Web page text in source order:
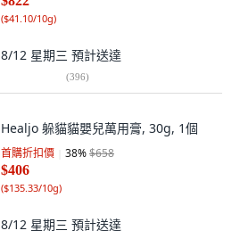
($41.10/10g)
8/12 星期三 預計送達
(396)
Healjo 躲貓貓嬰兒萬用膏, 30g, 1個
首購折扣價 38%$658
$406
($135.33/10g)
8/12 星期三 預計送達